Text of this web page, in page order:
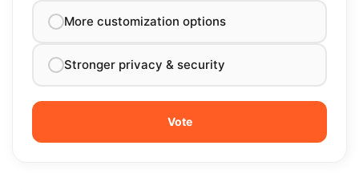
More customization options
Stronger privacy & security